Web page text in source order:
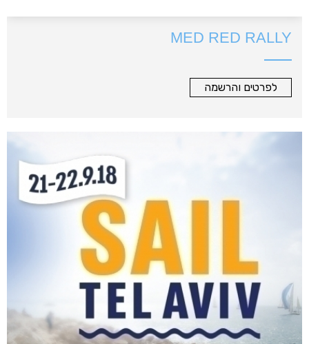
MED RED RALLY
לפרטים והרשמה